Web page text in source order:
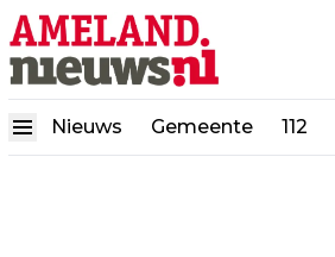
Nieuws Gemeente 112